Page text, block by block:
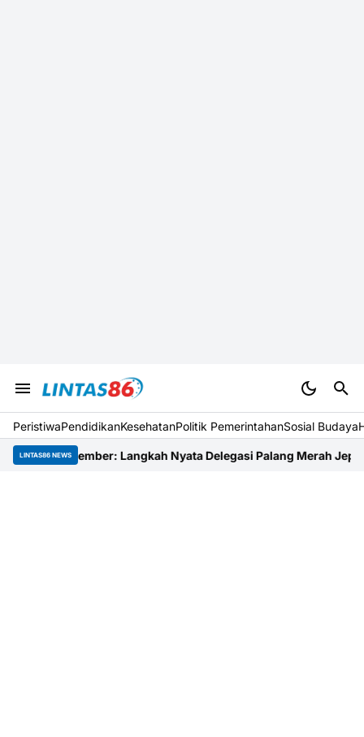
PeristiwaPendidikanKesehatanPolitik PemerintahanSosial Budaya
LINTAS86 NEWS
Jember: Langkah Nyata Delegasi Palang Merah Jepang